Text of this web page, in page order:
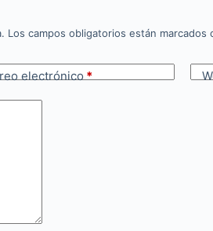
Los campos obligatorios están marcados
electrónico*